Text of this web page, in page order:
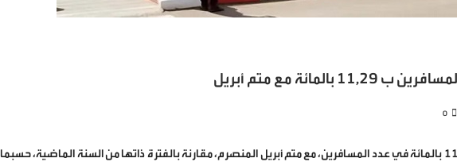
مع متم أبريل
سجل مطار الناظور – العروي، ارتفاعا بنسبة 11,29 بالمائة في عدد المسافرين، مع متم أبريل المنصرم، مقارنة بالفترة ذاتها من السنة الماضية، حسبما